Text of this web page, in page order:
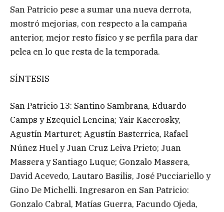
San Patricio pese a sumar una nueva derrota,
mostró mejorias, con respecto a la campaña
anterior, mejor resto físico y se perfila para dar
pelea en lo que resta de la temporada.
SÍNTESIS
San Patricio 13: Santino Sambrana, Eduardo
Camps y Ezequiel Lencina; Yair Kacerosky,
Agustín Marturet; Agustín Basterrica, Rafael
Núñez Huel y Juan Cruz Leiva Prieto; Juan
Massera y Santiago Luque; Gonzalo Massera,
David Acevedo, Lautaro Basilis, José Pucciariello y
Gino De Michelli. Ingresaron en San Patricio:
Gonzalo Cabral, Matías Guerra, Facundo Ojeda,